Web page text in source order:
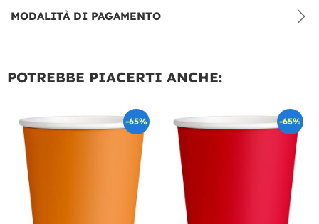
MODALITÀ DI PAGAMENTO
POTREBBE PIACERTI ANCHE:
-65% -65%